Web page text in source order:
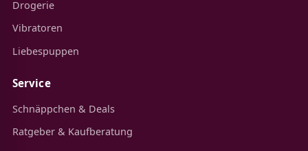
Drogerie
Vibratoren
Liebespuppen
Service
Schnäppchen & Deals
Ratgeber & Kaufberatung